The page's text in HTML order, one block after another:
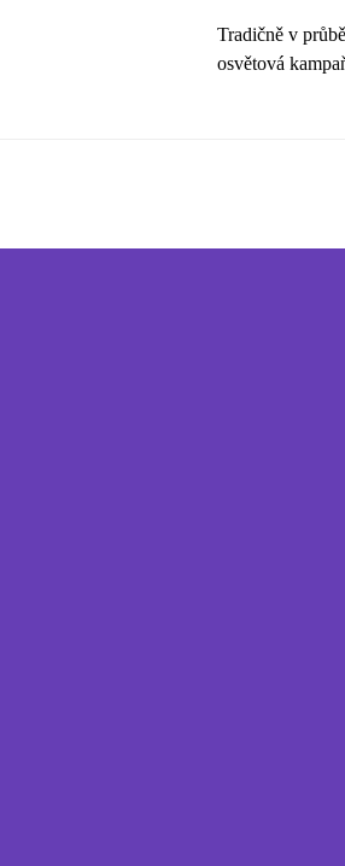
Tradičně v
osvětová